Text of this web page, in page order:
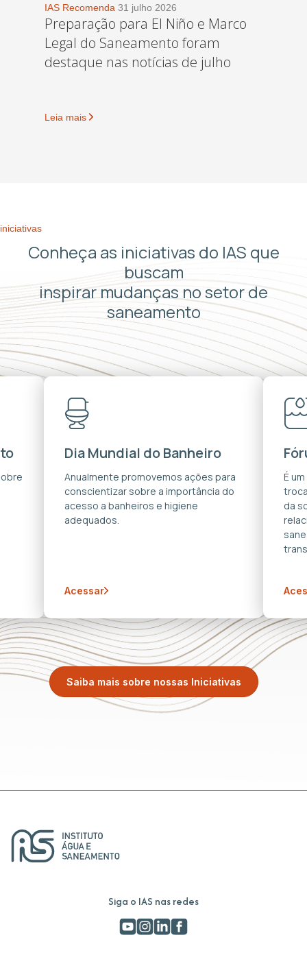
IAS Recomenda 31 julho 2026
Preparação para El Niño e Marco
Legal do Saneamento foram
destaque nas notícias de julho
Leia mais
iniciativas
Conheça as iniciativas do IAS que
buscam
inspirar mudanças no setor de
saneamento
Dia Mundial do Banheiro
Anualmente promovemos ações para
conscientizar sobre a importância do
acesso a banheiros e higiene
adequados.
Acessar
É
da
Saiba mais sobre nossas Iniciativas
Siga o IAS nas redes